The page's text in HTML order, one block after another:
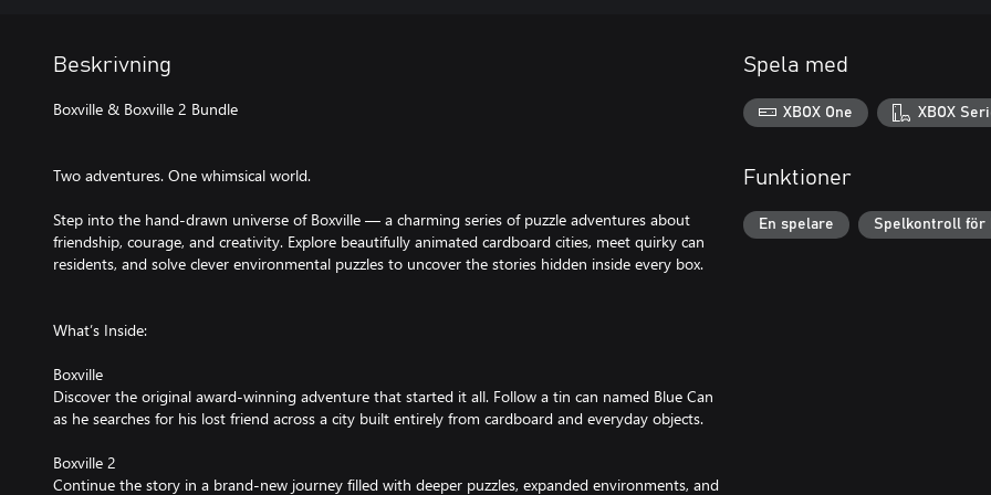
Beskrivning
Boxville & Boxville 2 Bundle
Two adventures. One whimsical world.
Step into the hand-drawn universe of Boxville — a charming series of puzzle adventures about
friendship, courage, and creativity. Explore beautifully animated cardboard cities, meet quirky can
residents, and solve clever environmental puzzles to uncover the stories hidden inside every box.
What’s Inside:
Boxville
Discover the original award-winning adventure that started it all. Follow a tin can named Blue Can
as he searches for his lost friend across a city built entirely from cardboard and everyday objects.
Boxville 2
Continue the story in a brand-new journey filled with deeper puzzles, expanded environments, and
Spela med
XBOX One XBOX
Funktioner
En spelare Spelkontroll för